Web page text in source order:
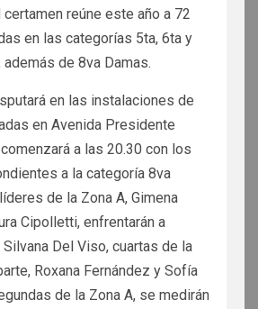
reúne este año a 72
en las categorías 5ta, 6ta y
de 8va Damas.
en las instalaciones de
en Avenida Presidente
a las 20.30 con los
a la categoría 8va
de la Zona A, Gimena
Cipolletti, enfrentarán a
Silvana Del Viso, cuartas de la
Roxana Fernández y Sofía
de la Zona A, se medirán